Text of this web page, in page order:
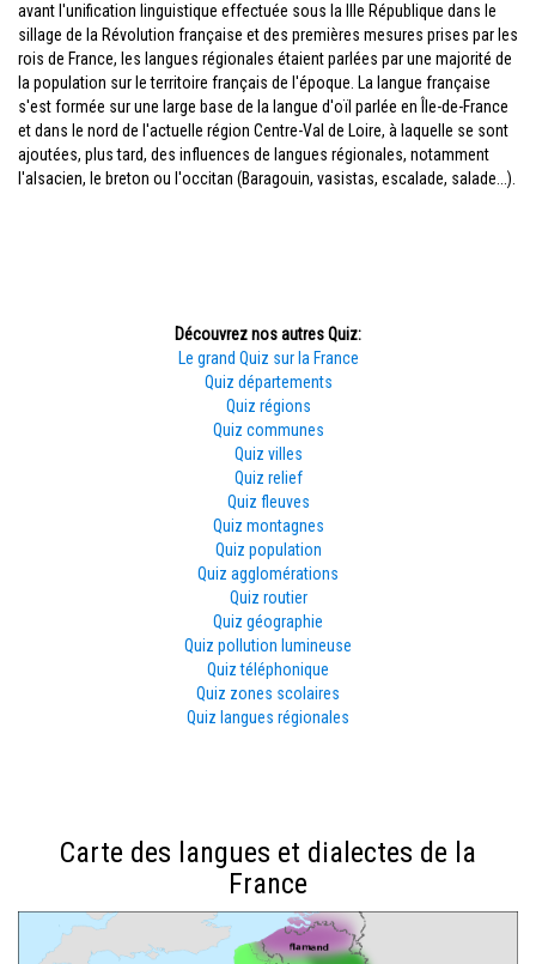
avant l'unification linguistique effectuée sous la IIIe République dans le
sillage de la Révolution française et des premières mesures prises par les
rois de France, les langues régionales étaient parlées par une majorité de
la population sur le territoire français de l'époque. La langue française
s'est formée sur une large base de la langue d'oïl parlée en Île-de-France
et dans le nord de l'actuelle région Centre-Val de Loire, à laquelle se sont
ajoutées, plus tard, des influences de langues régionales, notamment
l'alsacien, le breton ou l'occitan (Baragouin, vasistas, escalade, salade...).
Découvrez nos autres Quiz:
Le grand Quiz sur la France
Quiz départements
Quiz régions
Quiz communes
Quiz villes
Quiz relief
Quiz fleuves
Quiz montagnes
Quiz population
Quiz agglomérations
Quiz routier
Quiz géographie
Quiz pollution lumineuse
Quiz téléphonique
Quiz zones scolaires
Quiz langues régionales
Carte des langues et dialectes de la
France